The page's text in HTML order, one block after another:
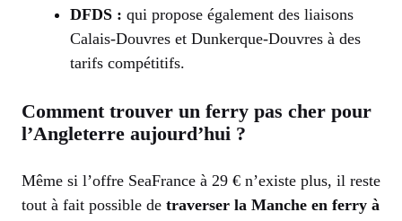
DFDS : qui propose également des liaisons
Calais-Douvres et Dunkerque-Douvres à des
tarifs compétitifs.
Comment trouver un ferry pas cher pour
l’Angleterre aujourd’hui ?
Même si l’offre SeaFrance à 29 € n’existe plus, il reste
tout à fait possible de traverser la Manche en ferry à